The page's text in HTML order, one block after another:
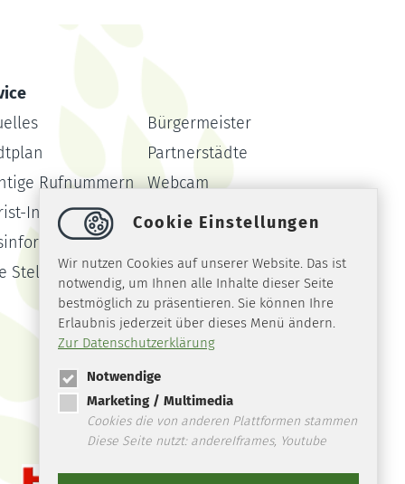
Bürgermeister
Partnerstädte
Rufnummern
Webcam
Info
Formulare
Stellen
Cookie Einstellungen
Wir nutzen Cookies auf unserer Website. Das ist
notwendig, um Ihnen alle Inhalte dieser Seite
bestmöglich zu präsentieren. Sie können Ihre
Erlaubnis jederzeit über dieses Menü ändern.
Zur Datenschutzerklärung
Notwendige
Marketing / Multimedia
Cookies die von anderen Plattformen stammen
Diese Seite nutzt: andereIframes, Youtube